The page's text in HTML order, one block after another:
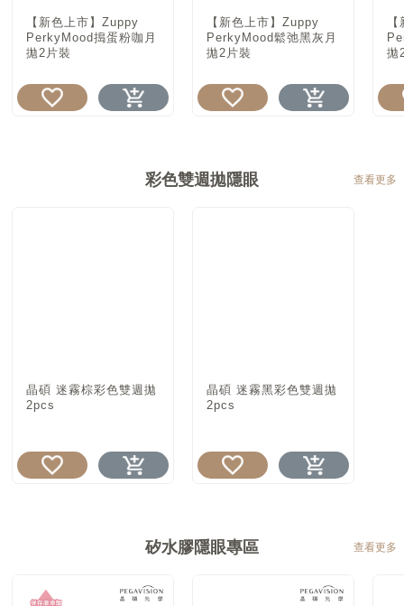
【新色上市】Zuppy
PerkyMood搗蛋粉咖月
拋2片裝
【新色上市】Zuppy
PerkyMood鬆弛黑灰月
拋2片裝
拋
彩色雙週拋隱眼 查看更多
晶碩 迷霧棕彩色雙週拋
2pcs
晶碩 迷霧黑彩色雙週拋
2pcs
矽水膠隱眼專區 查看更多